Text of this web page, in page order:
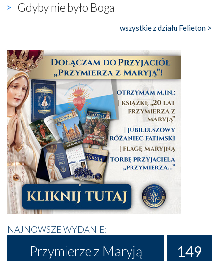
Gdyby nie było Boga
wszystkie z działu Felieton >
NAJNOWSZE WYDANIE:
Przymierze z Maryją 149